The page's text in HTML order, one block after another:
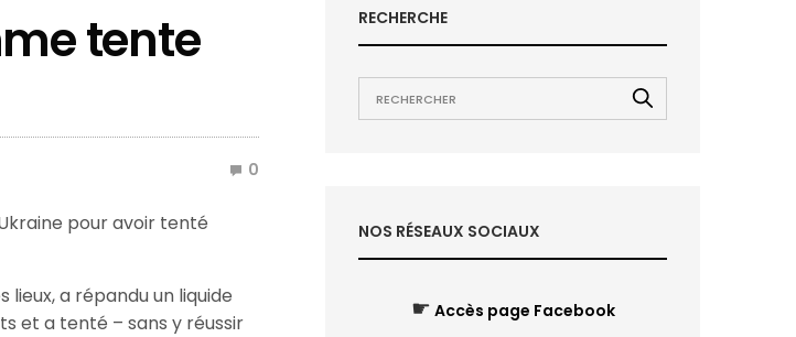
tente
0
pour avoir tenté
a répandu un liquide
et a tenté – sans y réussir
RECHERCHE
NOS RÉSEAUX SOCIAUX
☛ Accès page Facebook